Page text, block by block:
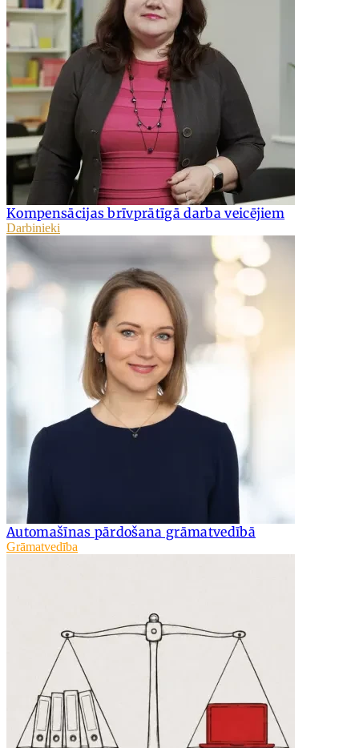
Kompensācijas brīvprātīgā darba veicējiem
Darbinieki
Automašīnas pārdošana grāmatvedībā
Grāmatvedība